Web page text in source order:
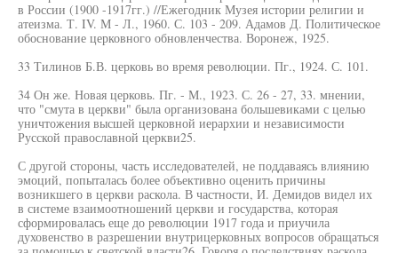
в России (1900 -1917гг.) //Ежегодник Музея истории религии и
атеизма. Т. IV. М - Л., 1960. С. 103 - 209. Адамов Д. Политическое
обоснование церковного обновленчества. Воронеж, 1925.
33 Тилинов Б.В. церковь во время революции. Пг., 1924. С. 101.
34 Он же. Новая церковь. Пг. - М., 1923. С. 26 - 27, 33. мнении,
что "смута в церкви" была организована большевиками с целью
уничтожения высшей церковной иерархии и независимости
Русской православной церкви25.
С другой стороны, часть исследователей, не поддаваясь влиянию
эмоций, попыталась более объективно оценить причины
возникшего в церкви раскола. В частности, И. Демидов видел их
в системе взаимоотношений церкви и государства, которая
сформировалась еще до революции 1917 года и приучила
духовенство в разрешении внутрицерковных вопросов обращаться